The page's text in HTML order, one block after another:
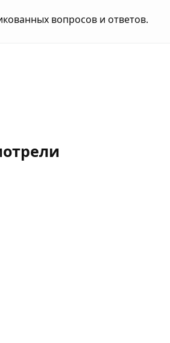
вопросов и ответов.